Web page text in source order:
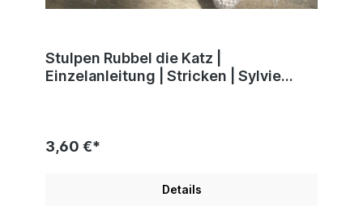
Stulpen Rubbel die Katz |
Einzelanleitung | Stricken | Sylvie
3,60 €*
Details